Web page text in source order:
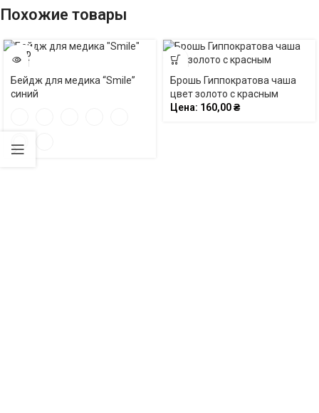
Похожие товары
SOLD
OUT
Бейдж для медика “Smile”
синий
Брошь Гиппократова чаша
цвет золото с красным
Цена: 160,00₴